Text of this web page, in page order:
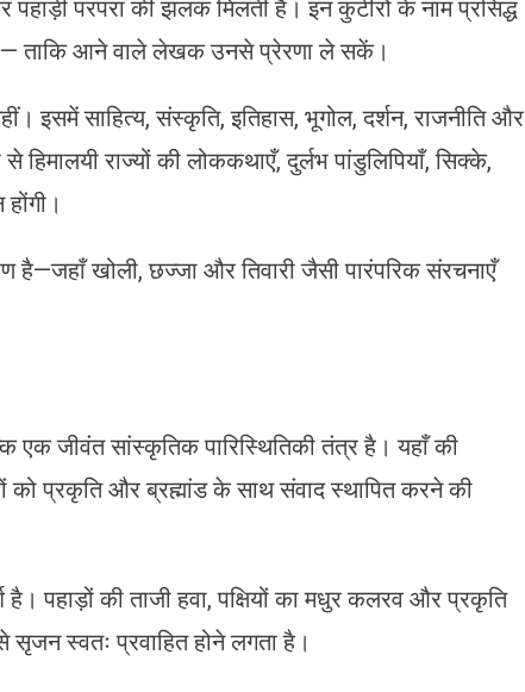
परंपरा की झलक मिलती है। इन कुटीरों के नाम प्रसिद्ध
— ताकि आने वाले लेखक उनसे प्रेरणा ले सकें।
इसमें साहित्य, संस्कृति, इतिहास, भूगोल, दर्शन, राजनीति और
राज्यों की लोककथाएँ, दुर्लभ पांडुलिपियाँ, सिक्के,
है—जहाँ खोली, छज्जा और तिवारी जैसी पारंपरिक संरचनाएँ
जीवंत सांस्कृतिक पारिस्थितिकी तंत्र है। यहाँ की
को प्रकृति और ब्रह्मांड के साथ संवाद स्थापित करने की
पहाड़ों की ताजी हवा, पक्षियों का मधुर कलरव और प्रकृति
स्वतः प्रवाहित होने लगता है।